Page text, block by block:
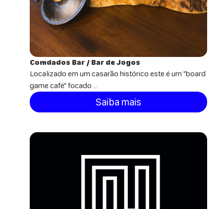
Comdados Bar / Bar de Jogos
Localizado em um casarão histórico este é um "board
game café" focado ...
Saiba mais